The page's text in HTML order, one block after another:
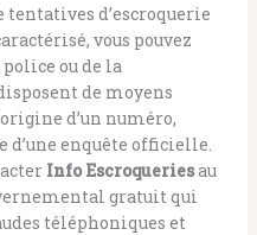
tentatives d’escroquerie
vous pouvez
ou de la
de moyens
d’un numéro,
d’une enquête officielle.
Info Escroqueriesau
gratuit qui
téléphoniques et